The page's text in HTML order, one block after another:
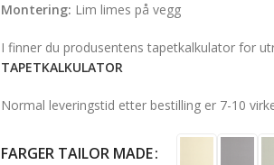
Montering: Lim limes på vegg
I finner du produsentens tapetkalkulator for
TAPETKALKULATOR
Normal leveringstid etter bestilling er 7-10
FARGER TAILOR MADE